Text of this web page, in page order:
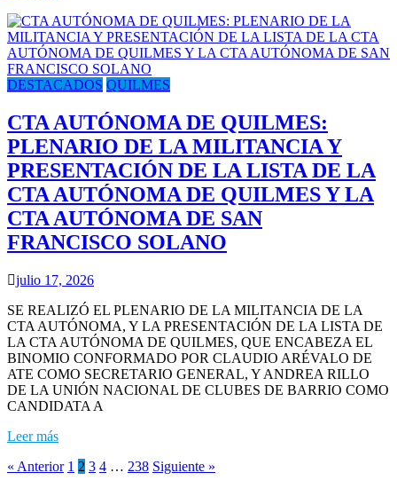
DESTACADOS QUILMES
CTA AUTÓNOMA DE QUILMES:
PLENARIO DE LA MILITANCIA Y
PRESENTACIÓN DE LA LISTA DE LA
CTA AUTÓNOMA DE QUILMES Y LA
CTA AUTÓNOMA DE SAN
FRANCISCO SOLANO
julio 17, 2026
SE REALIZÓ EL PLENARIO DE LA MILITANCIA DE LA
CTA AUTÓNOMA, Y LA PRESENTACIÓN DE LA LISTA DE
LA CTA AUTÓNOMA DE QUILMES, QUE ENCABEZA EL
BINOMIO CONFORMADO POR CLAUDIO ARÉVALO DE
ATE COMO SECRETARIO GENERAL, Y ANDREA RILLO
DE LA UNIÓN NACIONAL DE CLUBES DE BARRIO COMO
CANDIDATA A
Leer más
« Anterior 1 2 3 4 … 238 Siguiente »